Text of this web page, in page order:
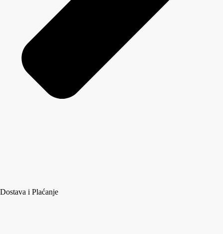
Dostava i Plaćanje